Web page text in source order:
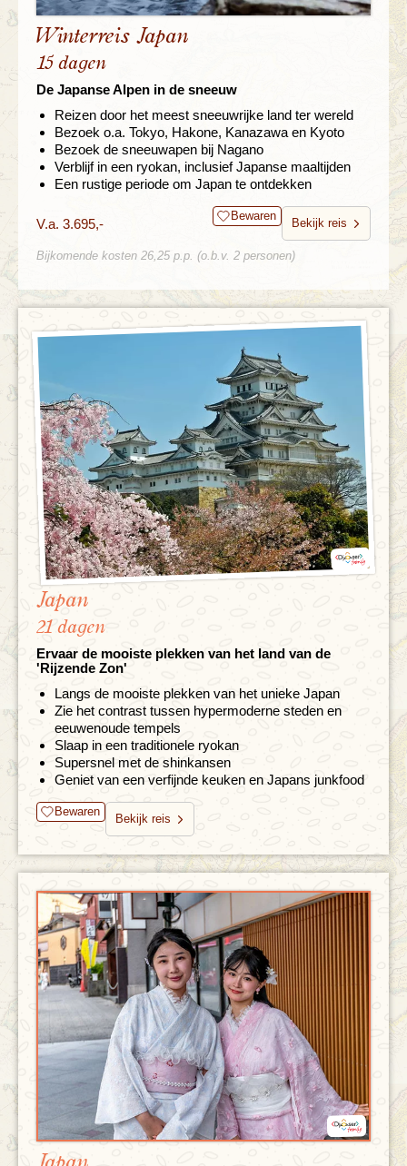
Winterreis Japan
15 dagen
De Japanse Alpen in de sneeuw
Reizen door het meest sneeuwrijke land ter wereld
Bezoek o.a. Tokyo, Hakone, Kanazawa en Kyoto
Bezoek de sneeuwapen bij Nagano
Verblijf in een ryokan, inclusief Japanse maaltijden
Een rustige periode om Japan te ontdekken
V.a. 3.695,- Bewaren
Bekijk reis
Bijkomende kosten 26,25 p.p. (o.b.v. 2 personen)
Japan
21 dagen
Ervaar de mooiste plekken van het land van de
'Rijzende Zon'
Langs de mooiste plekken van het unieke Japan
Zie het contrast tussen hypermoderne steden en
eeuwenoude tempels
Slaap in een traditionele ryokan
Supersnel met de shinkansen
Geniet van een verfijnde keuken en Japans junkfood
Bewaren
Bekijk reis